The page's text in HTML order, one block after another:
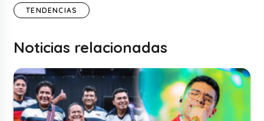
TENDENCIAS
Noticias relacionadas